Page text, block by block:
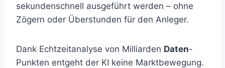
sekundenschnell ausgeführt werden – ohne
Zögern oder Überstunden für den Anleger.
Dank Echtzeitanalyse von Milliarden Daten-
Punkten entgeht der KI keine Marktbewegung.